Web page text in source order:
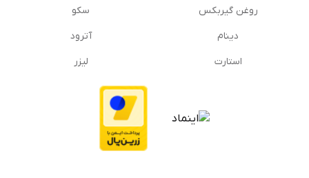
روغن گیربكس
دینام
استارت
سکو
آترود
لیزر